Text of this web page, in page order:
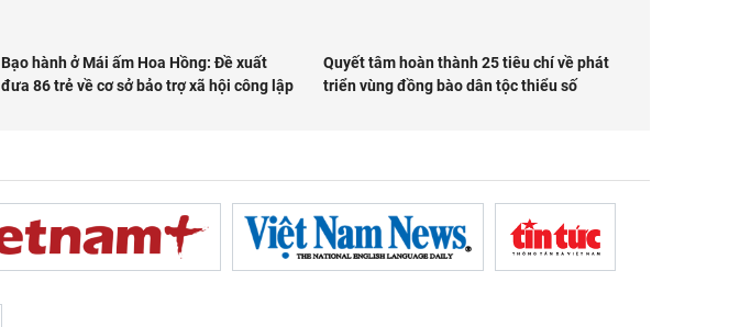
Bạo hành ở Mái ấm Hoa Hồng: Đề xuất
đưa 86 trẻ về cơ sở bảo trợ xã hội công lập
Quyết tâm hoàn thành 25 tiêu chí về phát
triển vùng đồng bào dân tộc thiểu số